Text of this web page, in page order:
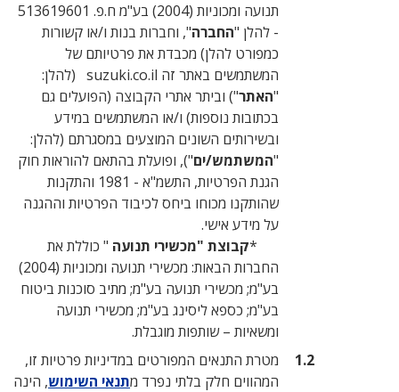
תנועה ומכוניות (2004) בע"מ ח.פ. 513619601
", וחברות בנות ו/או קשורות
כמפורט להלן) מכבדת את פרטיותם של
המשתמשים באתר זה suzuki.co.il (להלן:
") וביתר אתרי הקבוצה (הפועלים גם
בכתובות נוספות) ו/או המשתמשים במידע
ובשירותים השונים המוצעים במסגרתם (להלן:
"), ופועלת בהתאם להוראות חוק
הגנת הפרטיות, התשמ"א - 1981 והתקנות
שהותקנו מכוחו ביחס לכיבוד הפרטיות וההגנה
קבוצת "מכשירי תנועה" כוללת את
החברות הבאות: מכשירי תנועה ומכוניות (2004)
בע"מ; מכשירי תנועה בע"מ; מתיב סוכנות ביטוח
בע"מ; כספא ליסינג בע"מ; מכשירי תנועה
ומשאיות – שותפות מוגבלת.
מטרת התנאים המפורטים במדיניות פרטיות זו,
המהווים חלק בלתי נפרד מתנאי השימוש, הינה